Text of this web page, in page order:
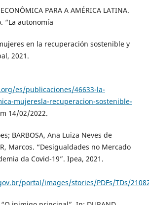
PARA A AMÉRICA LATINA.
“La autonomía
en la recuperación sostenible y
2021.
es/publicaciones/46633-la-
mujeresla-recuperacion-sostenible-
14/02/2022.
BARBOSA, Ana Luiza Neves de
Marcos. “Desigualdades no Mercado
da Covid-19”. Ipea, 2021.
portal/images/stories/PDFs/TDs/